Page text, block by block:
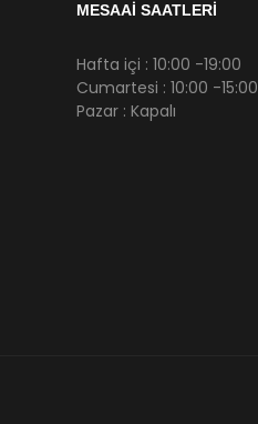
MESAAİ SAATLERİ
Hafta içi : 10:00 -19:00
Cumartesi : 10:00 -15:00
Pazar : Kapalı